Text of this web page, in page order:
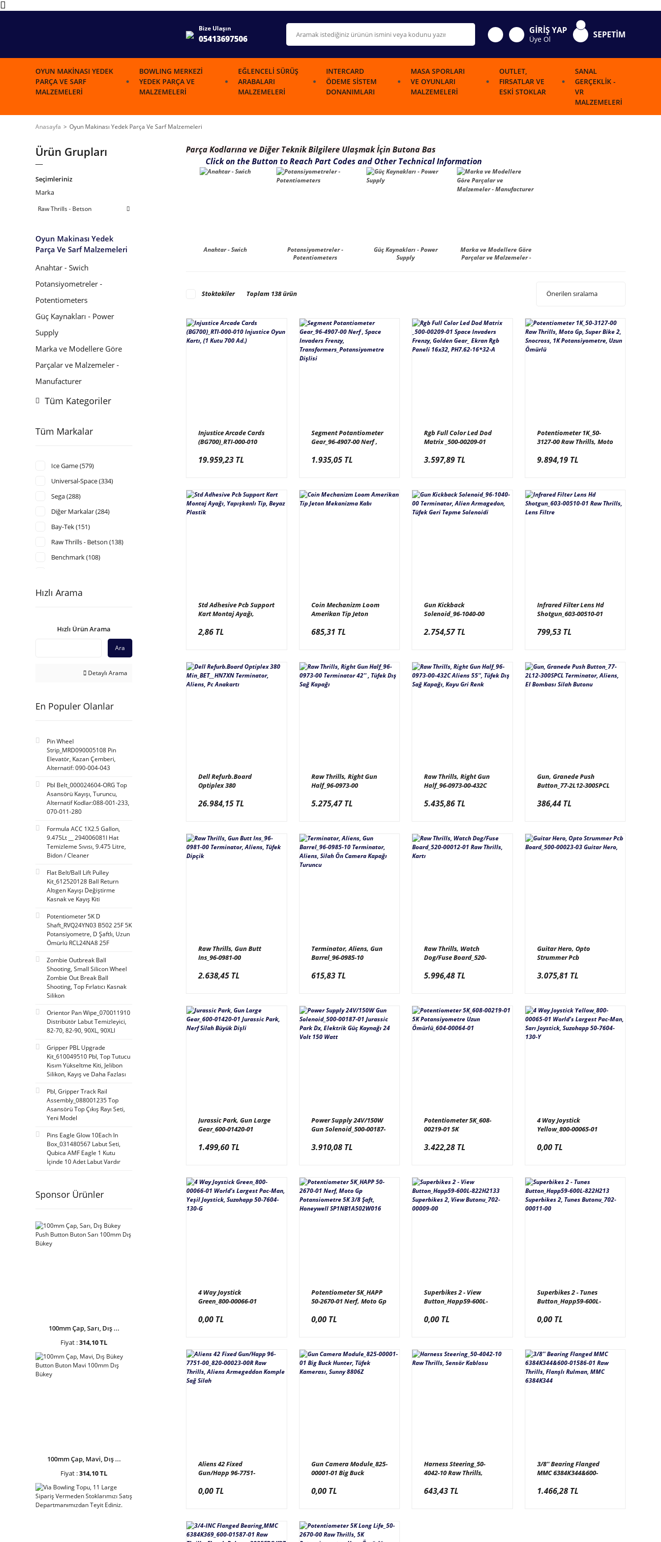
Bize Ulaşın
05413697506
GİRİŞ YAP
Üye Ol SEPETİM
OYUN MAKINASI YEDEK
PARÇA VE SARF
MALZEMELERI
BOWLING MERKEZI
YEDEK PARÇA VE
MALZEMELERI
EĞLENCELI SÜRÜŞ
ARABALARI
MALZEMELERI
INTERCARD
ÖDEME SISTEM
DONANIMLARI
MASA SPORLARI
VE OYUNLARI
MALZEMELERI
OUTLET,
FIRSATLAR VE
ESKI STOKLAR
SANAL
GERÇEKLIK -
VR
MALZEMELERI
Anasayfa Oyun Makinası Yedek Parça Ve Sarf Malzemeleri
Ürün Grupları
Seçimleriniz
Marka
Raw Thrills - Betson
Oyun Makinası Yedek
Parça Ve Sarf Malzemeleri
Anahtar - Swich
Potansiyometreler -
Potentiometers
Güç Kaynakları - Power
Supply
Marka ve Modellere Göre
Parçalar ve Malzemeler -
Manufacturer
Tüm Kategoriler
Tüm Markalar
Ice Game (579)
Universal-Space (334)
Sega (288)
Diğer Markalar (284)
Bay-Tek (151)
Raw Thrills - Betson (138)
Benchmark (108)
China (66)
Adrenaline Amusement
Andamiro (52)
M-Sky (46)
Bobs Space Racers (35)
Feiloli (35)
Flying Animation (29)
Jennison Games (29)
Max Game (28)
Sam Leisure (25)
Saint-Fun (20)
Taiwan (20)
Meridyen (17)
Yda Games (17)
Mean Well (15)
Epark (13)
Kalkomat (12)
Team Play (11)
Coastal Amusement (10)
Nitto Fun (9)
Italy (8)
Cogan (7)
Hp (5)
Korea (5)
Elmac (3)
Qubica AMF (3)
Suzo Happ (2)
Hua Tai Bai Shun (1)
IE Park (1)
Hızlı Arama
Hızlı Ürün Arama
Ara
Detaylı Arama
En Populer Olanlar
Pin Wheel
Strip_MRD090005108 Pin
Elevatör, Kazan Çemberi,
Alternatif: 090-004-043
Pbl Belt_000024604-ORG Top
Asansörü Kayışı, Turuncu,
Alternatif Kodlar:088-001-233,
070-011-280
Formula ACC 1X2.5 Gallon,
9.475Lt __ 294006081I Hat
Temizleme Sıvısı, 9.475 Litre,
Bidon / Cleaner
Flat Belt/Ball Lift Pulley
Kit_612520128 Ball Return
Altıgen Kayışı Değiştirme
Kasnak ve Kayış Kiti
Potentiometer 5K D
Shaft_RVQ24YN03 B502 25F 5K
Potansiyometre, D Şaftlı, Uzun
Ömürlü RCL24NA8 25F
Zombie Outbreak Ball
Shooting, Small Silicon Wheel
Zombie Out Break Ball
Shooting, Top Fırlatıcı Kasnak
Silikon
Orientor Pan Wipe_070011910
Distribütör Labut Temizleyici,
82-70, 82-90, 90XL, 90XLI
Gripper PBL Upgrade
Kit_610049510 Pbl, Top Tutucu
Kısım Yükseltme Kiti, Jelibon
Silikon, Kayış ve Daha Fazlası
Pbl, Gripper Track Rail
Assembly_088001235 Top
Asansörü Top Çıkış Rayı Seti,
Yeni Model
Pins Eagle Glow 10Each In
Box_031480567 Labut Seti,
Qubica AMF Eagle 1 Kutu
İçinde 10 Adet Labut Vardır
Sponsor Ürünler
100mm Çap, Sarı, Dış ...
Fiyat :314,10 TL
100mm Çap, Mavi, Dış ...
Fiyat :314,10 TL
Parça Kodlarına ve Diğer Teknik Bilgilere Ulaşmak İçin Butona Bas
Click on the Button to Reach Part Codes and Other Technical Information
Anahtar - Swich
Potansiyometreler -
Potentiometers
Güç Kaynakları - Power
Supply
Marka ve Modellere Göre
Parçalar ve Malzemeler -
Stoktakiler Toplam 138 ürün
Injustice Arcade Cards
(BG700)_RTI-000-010
Kutu 700 Ad.)
19.959,23 TL
Segment Potantiometer
Gear_96-4907-00 Nerf ,
Transformers_Potansiyometre
1.935,05 TL
Rgb Full Color Led Dod
Matrix _500-00209-01
Golden Gear_ Ekran Rgb
3.597,89 TL
Potentiometer 1K_50-
3127-00 Raw Thrills, Moto
Snocross, 1K
9.894,19 TL
Std Adhesive Pcb Support
Kart Montaj Ayağı,
Plastik
2,86 TL
Coin Mechanizm Loom
Amerikan Tip Jeton
685,31 TL
Gun Kickback
Solenoid_96-1040-00
Armagedon, Tüfek Geri
2.754,57 TL
Infrared Filter Lens Hd
Shotgun_603-00510-01
799,53 TL
Dell Refurb.Board
Optiplex 380
Terminator, Aliens, Pc
26.984,15 TL
Raw Thrills, Right Gun
Half_96-0973-00
Dış Sağ Kapağı
5.275,47 TL
Raw Thrills, Right Gun
Half_96-0973-00-432C
Kapağı, Koyu Gri Renk
5.435,86 TL
Gun, Granede Push
Button_77-2L12-300SPCL
Bombası Silah Butonu
386,44 TL
Raw Thrills, Gun Butt
Ins_96-0981-00
Dipçik
2.638,45 TL
Terminator, Aliens, Gun
Barrel_96-0985-10
Ön Camera Kapağı
615,83 TL
Raw Thrills, Watch
Dog/Fuse Board_520-
Kartı
5.996,48 TL
Guitar Hero, Opto
Strummer Pcb
Guitar Hero,
3.075,81 TL
Jurassic Park, Gun Large
Gear_600-01420-01
Büyük Dişli
1.499,60 TL
Power Supply 24V/150W
Gun Solenoid_500-00187-
Elektrik Güç Kaynağı 24
3.910,08 TL
Potentiometer 5K_608-
00219-01 5K
Ömürlü_604-00064-01
3.422,28 TL
4 Way Joystick
Yellow_800-00065-01
Sarı Joystick, Suzohapp
0,00 TL
4 Way Joystick
Green_800-00066-01
Yeşil Joystick, Suzohapp
0,00 TL
Potentiometer 5K_HAPP
50-2670-01 Nerf, Moto Gp
Şaft, Honeywell
0,00 TL
Superbikes 2 - View
Button_Happ59-600L-
View Butonu_702-00009-
0,00 TL
Superbikes 2 - Tunes
Button_Happ59-600L-
Tunes Butonu_702-00011-
0,00 TL
Aliens 42 Fixed
Gun/Happ 96-7751-
Thrills, Aliens
0,00 TL
Gun Camera Module_825-
00001-01 Big Buck
Sunny 8806Z
0,00 TL
Harness Steering_50-
4042-10 Raw Thrills,
643,43 TL
3/8'' Bearing Flanged
MMC 6384K344&600-
Flanşlı Rulman, MMC
1.466,28 TL